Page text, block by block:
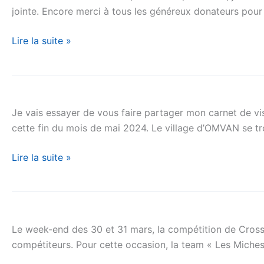
jointe. Encore merci à tous les généreux donateurs
Lire la suite »
Je vais essayer de vous faire partager mon carnet de
cette fin du mois de mai 2024. Le village d’OMVAN se
mission
du
Lire la suite »
Le week-end des 30 et 31 mars, la compétition de
compétiteurs. Pour cette occasion, la team « Les
victoire
de